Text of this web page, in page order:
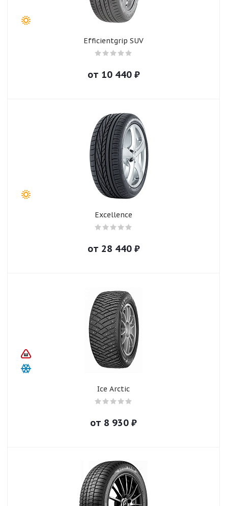
Efficientgrip SUV
от 10 440₽
Excellence
от 28 440₽
Ice Arctic
от 8 930 ₽